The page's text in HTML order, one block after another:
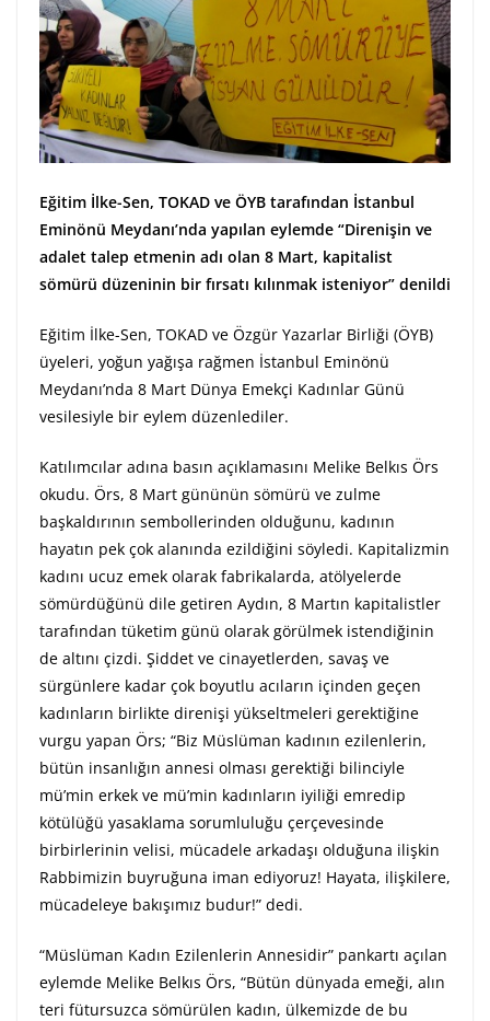
Eğitim İlke-Sen, TOKAD ve ÖYB tarafından İstanbul
Eminönü Meydanı’nda yapılan eylemde “Direnişin ve
adalet talep etmenin adı olan 8 Mart, kapitalist
sömürü düzeninin bir fırsatı kılınmak isteniyor” denildi
Eğitim İlke-Sen, TOKAD ve Özgür Yazarlar Birliği (ÖYB)
üyeleri, yoğun yağışa rağmen İstanbul Eminönü
Meydanı’nda 8 Mart Dünya Emekçi Kadınlar Günü
vesilesiyle bir eylem düzenlediler.
Katılımcılar adına basın açıklamasını Melike Belkıs Örs
okudu. Örs, 8 Mart gününün sömürü ve zulme
başkaldırının sembollerinden olduğunu, kadının
hayatın pek çok alanında ezildiğini söyledi. Kapitalizmin
kadını ucuz emek olarak fabrikalarda, atölyelerde
sömürdüğünü dile getiren Aydın, 8 Martın kapitalistler
tarafından tüketim günü olarak görülmek istendiğinin
de altını çizdi. Şiddet ve cinayetlerden, savaş ve
sürgünlere kadar çok boyutlu acıların içinden geçen
kadınların birlikte direnişi yükseltmeleri gerektiğine
vurgu yapan Örs; “Biz Müslüman kadının ezilenlerin,
bütün insanlığın annesi olması gerektiği bilinciyle
mü’min erkek ve mü’min kadınların iyiliği emredip
kötülüğü yasaklama sorumluluğu çerçevesinde
birbirlerinin velisi, mücadele arkadaşı olduğuna ilişkin
Rabbimizin buyruğuna iman ediyoruz! Hayata, ilişkilere,
mücadeleye bakışımız budur!” dedi.
“Müslüman Kadın Ezilenlerin Annesidir” pankartı açılan
eylemde Melike Belkıs Örs, “Bütün dünyada emeği, alın
teri fütursuzca sömürülen kadın, ülkemizde de bu